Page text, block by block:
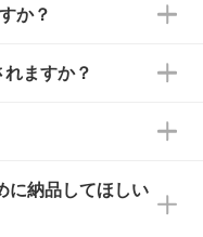
以降のご連絡
す。
か？
りますが、自
に対応可能で
員会や個人様
ますか？
だいた場合の
添付でお送りし
ら約2週間～2
に納品してほしい